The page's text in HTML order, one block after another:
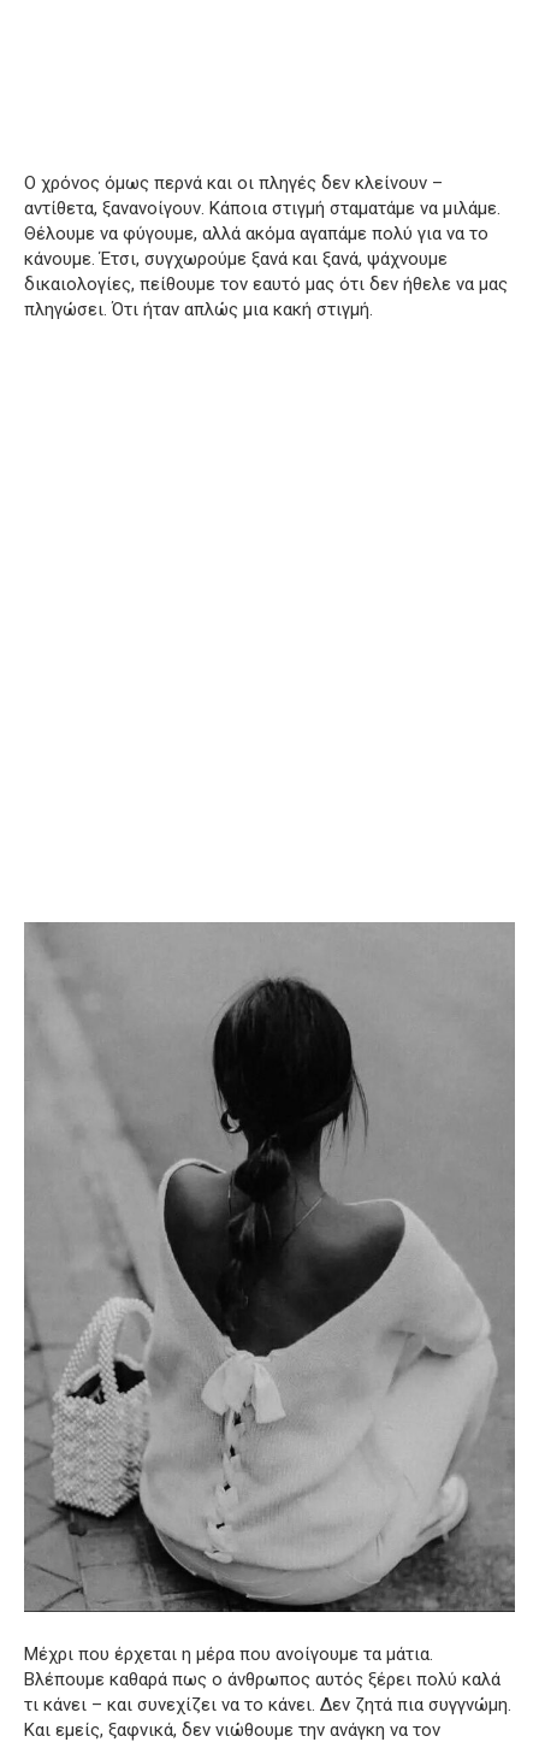
Ο χρόνος όμως περνά και οι πληγές δεν κλείνουν –
αντίθετα, ξανανοίγουν. Κάποια στιγμή σταματάμε να μιλάμε.
Θέλουμε να φύγουμε, αλλά ακόμα αγαπάμε πολύ για να το
κάνουμε. Έτσι, συγχωρούμε ξανά και ξανά, ψάχνουμε
δικαιολογίες, πείθουμε τον εαυτό μας ότι δεν ήθελε να μας
πληγώσει. Ότι ήταν απλώς μια κακή στιγμή.
Μέχρι που έρχεται η μέρα που ανοίγουμε τα μάτια.
Βλέπουμε καθαρά πως ο άνθρωπος αυτός ξέρει πολύ καλά
τι κάνει – και συνεχίζει να το κάνει. Δεν ζητά πια συγγνώμη.
Και εμείς, ξαφνικά, δεν νιώθουμε την ανάγκη να τον